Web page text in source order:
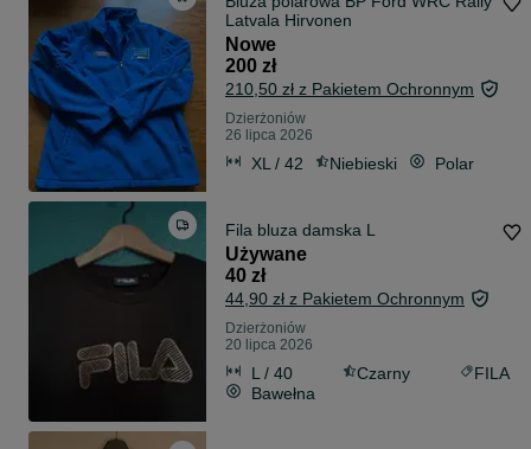
Latvala Hirvonen
Nowe
200 zł
210,50 zł z Pakietem Ochronnym
Dzierżoniów
26 lipca 2026
XL / 42 Niebieski Polar
Fila bluza damska L
Używane
40 zł
44,90 zł z Pakietem Ochronnym
Dzierżoniów
20 lipca 2026
L / 40 Czarny
FILA
Bawełna